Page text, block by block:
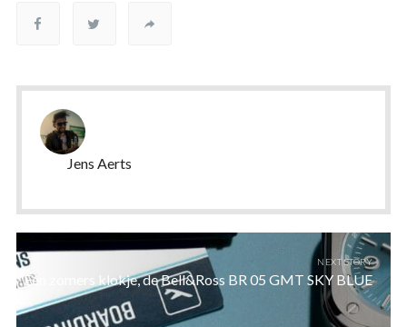
Jens Aerts
NEXT STORY
Een zomers klokje, de Bell&Ross BR 05 GMT SKY BLUE